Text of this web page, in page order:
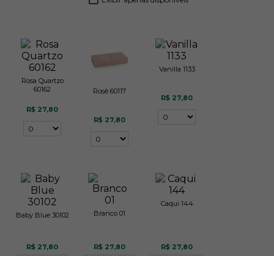
Rosa Quartzo
60162
R$ 27,80
Rosê 60117
R$ 27,80
Vanilla 1133
R$ 27,80
Baby Blue 30102
R$ 27,80
Branco 01
R$ 27,80
Caqui 144
R$ 27,80